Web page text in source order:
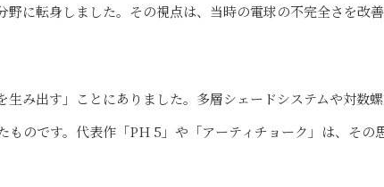
に転身しました。その視点は、当時の電球の不完全さを改
み出す」ことにありました。多層シェードシステムや対数
のです。代表作「PH 5」や「アーティチョーク」は、その